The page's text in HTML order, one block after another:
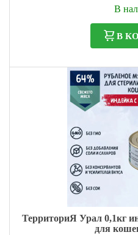
В
В
ТерриториЯ Урал 0,1кг
для